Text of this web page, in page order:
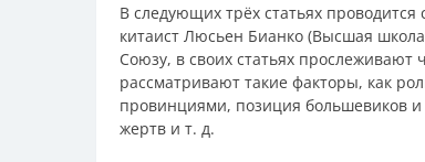
В следующих трёх статьях
китаист Люсьен Бианко (Высшая
Союзу, в своих статьях
рассматривают такие факторы, как
провинциями, позиция большевиков
жертв и т. д.